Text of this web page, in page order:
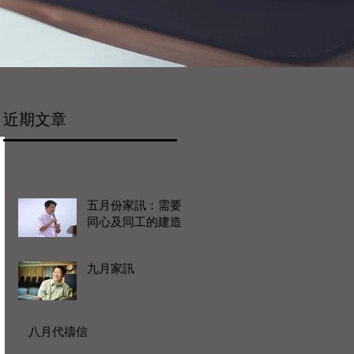
近期文章
五月份家訊：需要
同心及同工的建造
九月家訊
八月代禱信